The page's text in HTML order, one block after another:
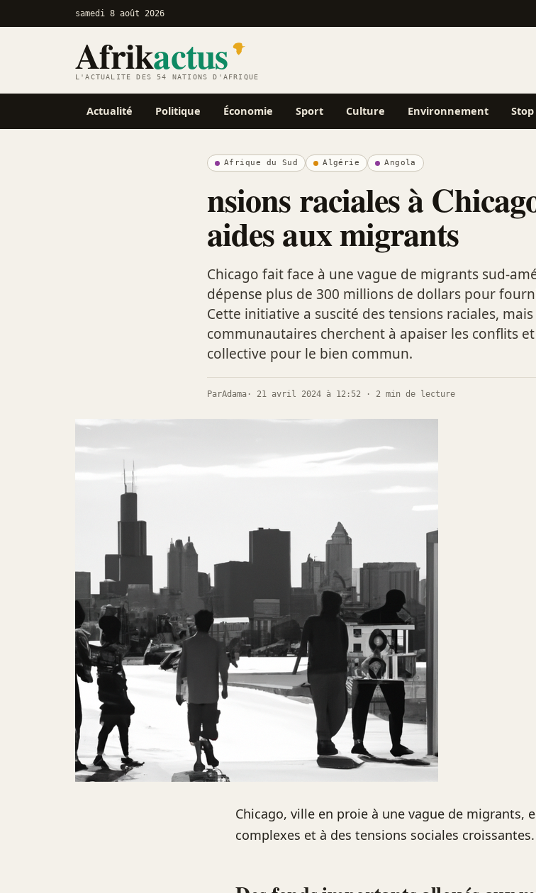
samedi 8 août 2026
Afrikactus
L'ACTUALITÉ DES 54 NATIONS D'AFRIQUE
Actualité Politique Économie Sport Culture Environnement
Afrique du Sud Algérie Angola
nsions raciales à
aides aux migrants
Chicago fait face à une vague de migrants sud-
dépense plus de 300 millions de dollars pour
Cette initiative a suscité des tensions raciales,
communautaires cherchent à apaiser les conflits
collective pour le bien commun.
ParAdama · 21 avril 2024 à 12:52 · 2 min de lecture
Chicago, ville en proie à une vague de migrants,
complexes et à des tensions sociales croissantes.